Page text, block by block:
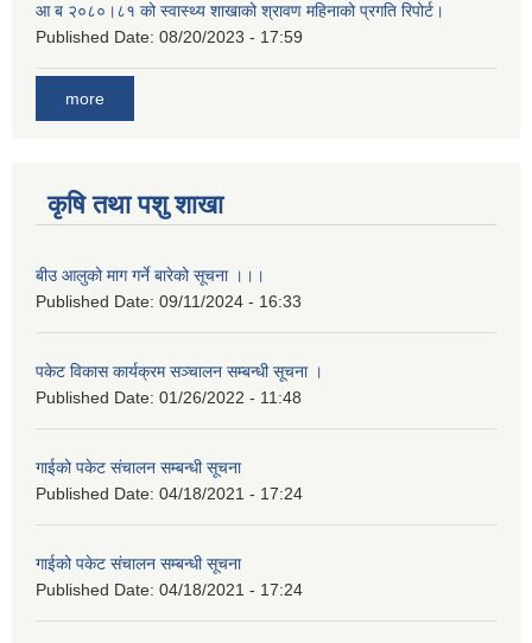
आ ब २०८०।८१ को स्वास्थ्य शाखाको श्रावण महिनाको प्रगति रिपोर्ट।
Published Date: 08/20/2023 - 17:59
more
कृषि तथा पशु शाखा
बीउ आलुको माग गर्ने बारेको सूचना ।।।
Published Date: 09/11/2024 - 16:33
पकेट विकास कार्यक्रम सञ्चालन सम्बन्धी सूचना ।
Published Date: 01/26/2022 - 11:48
गाईको पकेट संचालन सम्बन्धी सूचना
Published Date: 04/18/2021 - 17:24
गाईको पकेट संचालन सम्बन्धी सूचना
Published Date: 04/18/2021 - 17:24